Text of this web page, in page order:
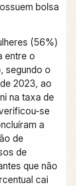
bolsa
(56%)
entre o
segundo o
2023, ao
na taxa de
se
a
de
de
que não
cai